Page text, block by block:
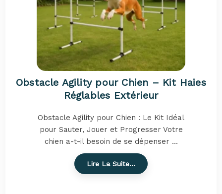
Obstacle Agility pour Chien – Kit Haies
Réglables Extérieur
Obstacle Agility pour Chien : Le Kit Idéal
pour Sauter, Jouer et Progresser Votre
chien a-t-il besoin de se dépenser ...
Lire La Suite…